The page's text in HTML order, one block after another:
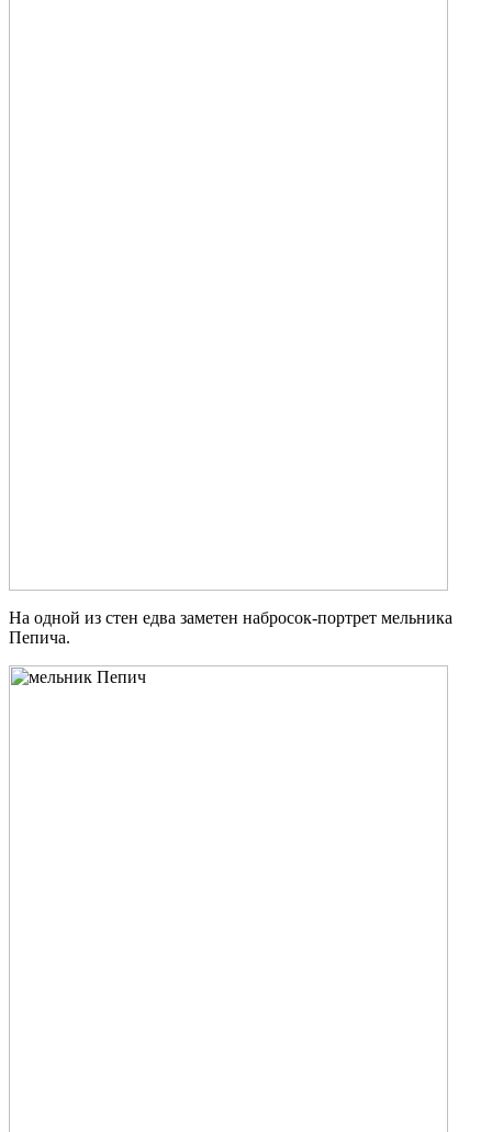
На одной из стен едва заметен набросок-портрет мельника
Пепича.